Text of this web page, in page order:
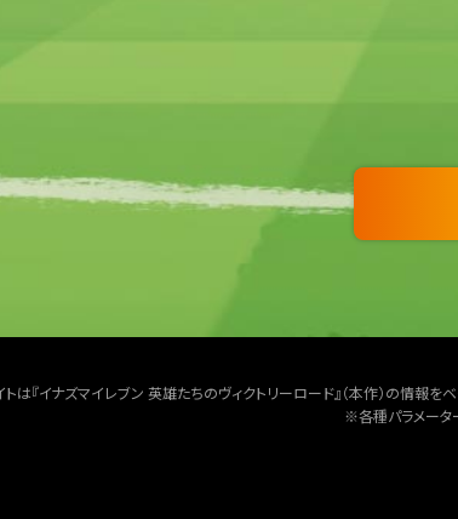
は『イナズマイレブン 英雄たちのヴィクトリーロード』（本作）の情報
※各種パラメータ